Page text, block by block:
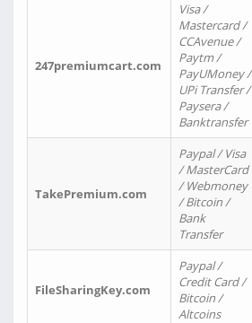
247premiumcart.com
Visa /
Mastercard /
CCAvenue /
Paytm /
PayUMoney /
UPi Transfer /
Paysera /
Banktransfer
TakePremium.com
Paypal / Visa
/ MasterCard
/ Webmoney
/ Bitcoin /
Bank
Transfer
FileSharingKey.com
Paypal /
Credit Card /
Bitcoin /
Altcoins